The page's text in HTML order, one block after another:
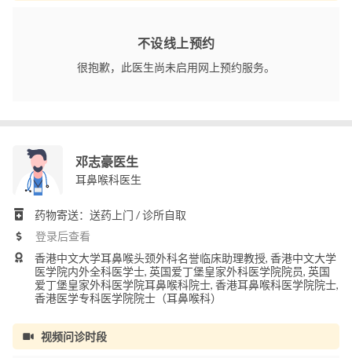
不设线上预约
很抱歉，此医生尚未启用网上预约服务。
邓志豪医生
耳鼻喉科医生
药物寄送：送药上门 / 诊所自取
登录后查看
香港中文大学耳鼻喉头颈外科名誉临床助理教授, 香港中文大学
医学院内外全科医学士, 英国爱丁堡皇家外科医学院院员, 英国
爱丁堡皇家外科医学院耳鼻喉科院士, 香港耳鼻喉科医学院院士,
香港医学专科医学院院士（耳鼻喉科）
视频问诊时段